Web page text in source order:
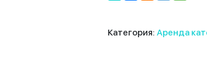
Категория:Аренда